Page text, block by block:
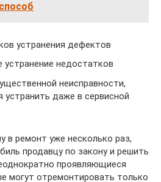
устранения дефектов
устранение недостатков
неисправности,
устранить даже в сервисной
в ремонт уже несколько раз,
продавцу по закону и решить
проявляющиеся
могут отремонтировать только